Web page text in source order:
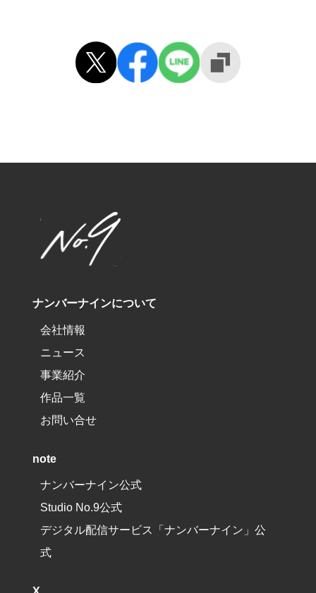
ナンバーナインについて
会社情報
ニュース
事業紹介
作品一覧
お問い合せ
note
ナンバーナイン公式
Studio No.9公式
デジタル配信サービス「ナンバーナイン」公
式